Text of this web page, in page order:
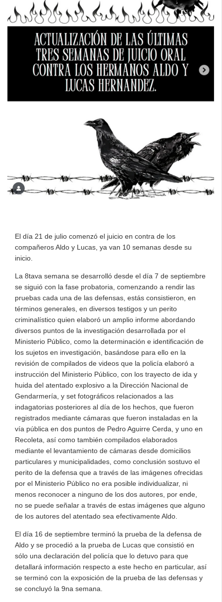
El día 21 de julio comenzó el juicio en contra de los
compañeros Aldo y Lucas, ya van 10 semanas desde su
inicio.
La 8tava semana se desarrolló desde el día 7 de septiembre
se siguió con la fase probatoria, comenzando a rendir las
pruebas cada una de las defensas, estás consistieron, en
términos generales, en diversos testigos y un perito
criminalístico quien elaboró un amplio informe abordando
diversos puntos de la investigación desarrollada por el
Ministerio Público, como la determinación e identificación de
los sujetos en investigación, basándose para ello en la
revisión de compilados de videos que la policía elaboró a
instrucción del Ministerio Público, con los trayecto de ida y
huida del atentado explosivo a la Dirección Nacional de
Gendarmería, y set fotográficos relacionados a las
indagatorias posteriores al día de los hechos, que fueron
registrados mediante cámaras que fueron instaladas en la
vía pública en dos puntos de Pedro Aguirre Cerda, y uno en
Recoleta, así como también compilados elaborados
mediante el levantamiento de cámaras desde domicilios
particulares y municipalidades, como conclusión sostuvo el
perito de la defensa que a través de las imágenes ofrecidas
por el Ministerio Público no era posible individualizar, ni
menos reconocer a ninguno de los dos autores, por ende,
no se puede señalar a través de estas imágenes que alguno
de los autores del atentado sea efectivamente Aldo.
El día 16 de septiembre terminó la prueba de la defensa de
Aldo y se procedió a la prueba de Lucas que consistió en
sólo una declaración del policía que lo detuvo para que
detallará información respecto a este hecho en particular, así
se terminó con la exposición de la prueba de las defensas y
se concluyó la 9na semana.